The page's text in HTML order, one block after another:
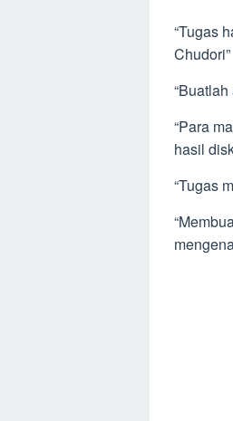
“Tugas
Chudori”
“Para
hasil
“Tugas